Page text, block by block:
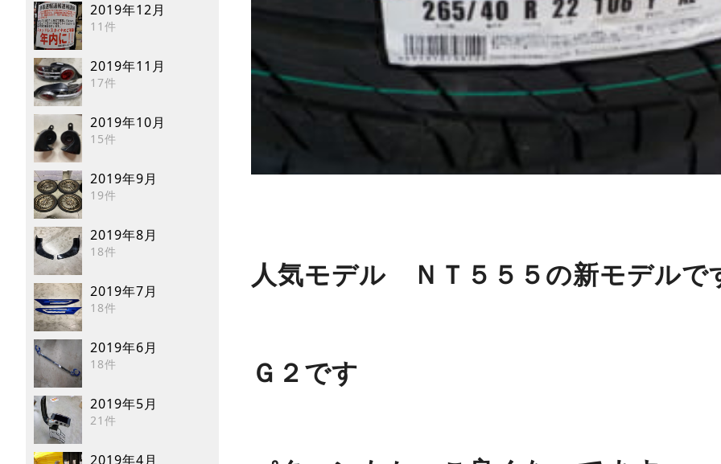
2019年12月
11件
2019年11月
17件
2019年10月
15件
2019年9月
19件
2019年8月
18件
2019年7月
18件
2019年6月
18件
2019年5月
21件
2019年4月
人気モデル ＮＴ５５５の新モデルで
Ｇ２です